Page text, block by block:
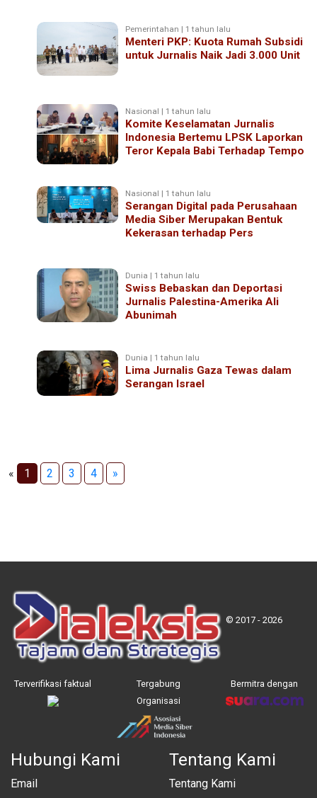
Pemerintahan | 1 tahun lalu
Menteri PKP: Kuota Rumah Subsidi
untuk Jurnalis Naik Jadi 3.000 Unit
Nasional | 1 tahun lalu
Komite Keselamatan Jurnalis
Indonesia Bertemu LPSK Laporkan
Teror Kepala Babi Terhadap Tempo
Nasional | 1 tahun lalu
Serangan Digital pada Perusahaan
Media Siber Merupakan Bentuk
Kekerasan terhadap Pers
Dunia | 1 tahun lalu
Swiss Bebaskan dan Deportasi
Jurnalis Palestina-Amerika Ali
Abunimah
Dunia | 1 tahun lalu
Lima Jurnalis Gaza Tewas dalam
Serangan Israel
« 1 2 3 4 »
© 2017 - 2026
Terverifikasi faktual
Tergabung
Organisasi
Bermitra dengan
Hubungi Kami
Email
Tentang Kami
Tentang Kami